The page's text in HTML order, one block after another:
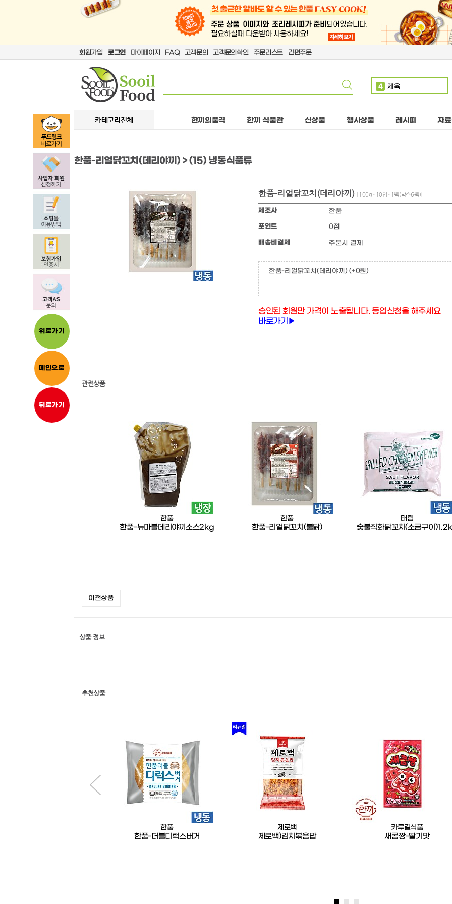
회원가입 로그인 마이페이지 FAQ 고객문의 고객문의확인 주문리스트 간편주문
4 제육
치킨
1 만두
위로가기
메인으로
뒤로가기
카테고리전체 한끼의품격 한끼 식품관 신상품 행사상품 레시피 자
한품-리얼닭꼬치(데리야끼) > (15) 냉동식품류
한품-리얼닭꼬치(데리야끼) [100g*10입*1팩(박스6팩)]
제조사 한품
포인트 0점
배송비결제 주문시 결제
한품-리얼닭꼬치(데리야끼) (+0원)
승인된 회원만 가격이 노출됩니다. 등업신청을 해주세요
바로가기▶
관련상품
한품
한품-뉴마블데리야끼소스2kg
한품
한품-리얼닭꼬치(불닭)
태림
숯불직화닭꼬치(소금구이
이전상품
상품 정보
추천상품
한품
한품-더블디럭스버거
제로백
제로백)김치볶음밥
카루길식품
새콤짱-딸기맛